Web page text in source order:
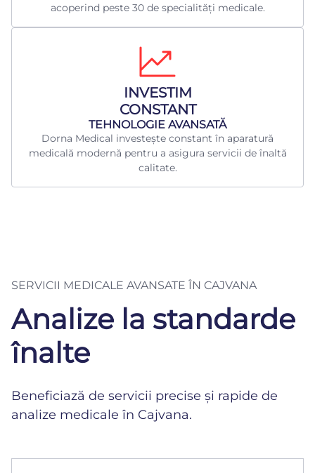
acoperind peste 30 de specialități medicale.
INVESTIM
CONSTANT
TEHNOLOGIE AVANSATĂ
Dorna Medical investește constant în aparatură
medicală modernă pentru a asigura servicii de înaltă
calitate.
SERVICII MEDICALE AVANSATE ÎN CAJVANA
Analize la standarde
înalte
Beneficiază de servicii precise și rapide de
analize medicale în Cajvana.